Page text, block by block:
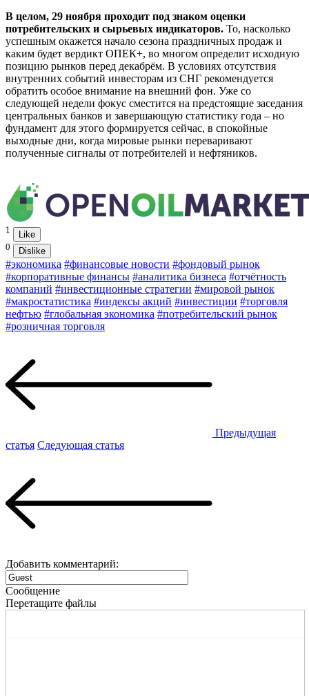
В целом, 29 ноября проходит под знаком оценки
потребительских и сырьевых индикаторов. То, насколько
успешным окажется начало сезона праздничных продаж и
каким будет вердикт ОПЕК+, во многом определит исходную
позицию рынков перед декабрём. В условиях отсутствия
внутренних событий инвесторам из СНГ рекомендуется
обратить особое внимание на внешний фон. Уже со
следующей недели фокус сместится на предстоящие заседания
центральных банков и завершающую статистику года – но
фундамент для этого формируется сейчас, в спокойные
выходные дни, когда мировые рынки переваривают
полученные сигналы от потребителей и нефтяников.
1
Like
0
Dislike
#экономика #финансовые новости #фондовый рынок
#корпоративные финансы #аналитика бизнеса #отчётность
компаний #инвестиционные стратегии #мировой рынок
#макростатистика #индексы акций #инвестиции #торговля
нефтью #глобальная экономика #потребительский рынок
#розничная торговля
Предыдущая
статья Следующая статья
Добавить комментарий:
Сообщение
Перетащите файлы